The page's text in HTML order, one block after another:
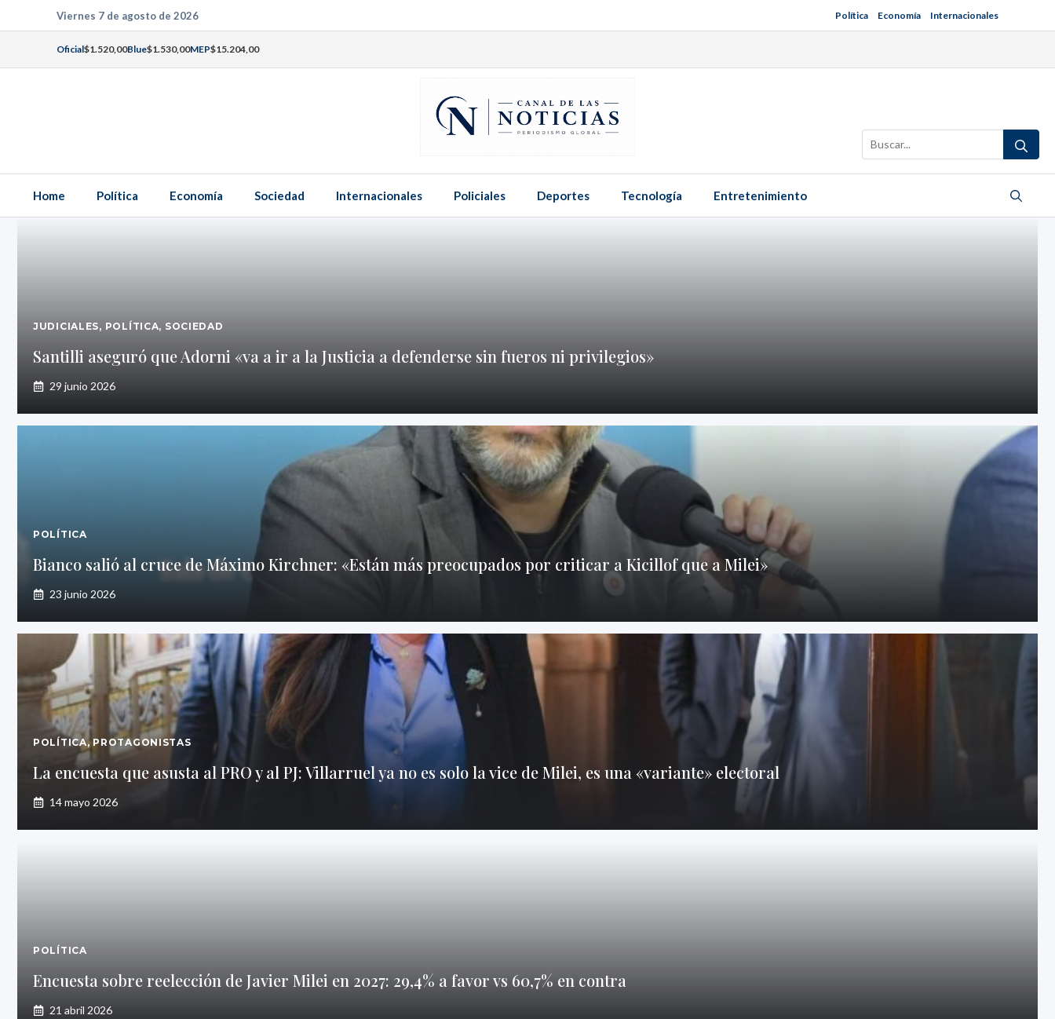
al
contenido
Viernes 7 de agosto de 2026 Política Economía Internacionales
Oficial$1.520,00Blue$1.530,00MEP$15.204,00
Buscar:
Home Política Economía Sociedad Internacionales Policiales Deportes Tecnología Entretenimiento
JUDICIALES, POLÍTICA, SOCIEDAD
Santilli aseguró que Adorni «va a ir a la Justicia a defenderse sin fueros ni privilegios»
29 junio 2026
POLÍTICA
Bianco salió al cruce de Máximo Kirchner: «Están más preocupados por criticar a Kicillof que a Milei»
23 junio 2026
POLÍTICA, PROTAGONISTAS
La encuesta que asusta al PRO y al PJ: Villarruel ya no es solo la vice de Milei, es una «variante» electoral
14 mayo 2026
POLÍTICA
Encuesta sobre reelección de Javier Milei en 2027: 29,4% a favor vs 60,7% en contra
21 abril 2026